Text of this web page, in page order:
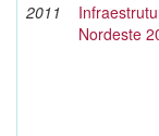
2011
Nordeste